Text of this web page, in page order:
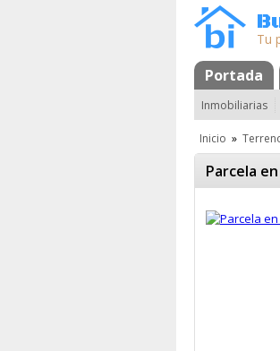
Tu
Portada
Mapa
Inmobiliarias
Inicio »
Parcela